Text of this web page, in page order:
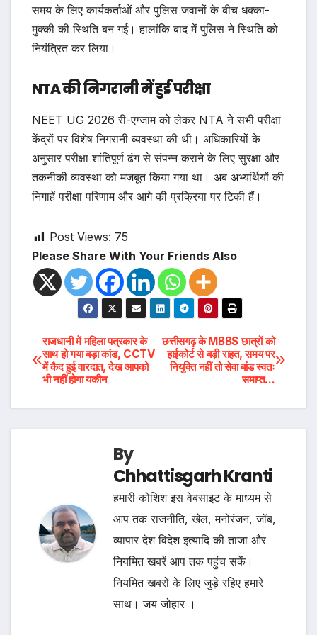
समय के लिए कार्यकर्ताओं और पुलिस जवानों के बीच धक्का-
मुक्की की स्थिति बन गई। हालांकि बाद में पुलिस ने स्थिति को
नियंत्रित कर लिया।
NTA की निगरानी में हुई परीक्षा
NEET UG 2026 री-एग्जाम को लेकर NTA ने सभी परीक्षा
केंद्रों पर विशेष निगरानी व्यवस्था की थी। अधिकारियों के
अनुसार परीक्षा शांतिपूर्ण ढंग से संपन्न कराने के लिए सुरक्षा और
तकनीकी व्यवस्था को मजबूत किया गया था। अब अभ्यर्थियों की
निगाहें परीक्षा परिणाम और आगे की प्रक्रिया पर टिकी हैं।
Post Views: 75
Please Share With Your Friends Also
Post
navigation
छत्तीसगढ़ के MBBS छात्रों को
हाईकोर्ट से बड़ी राहत, समय पर
नियुक्ति नहीं तो सेवा बांड स्वतः
समाप्त…
राजधानी में महिला पत्रकार के
साथ हो गया बड़ा कांड, CCTV
में कैद हुई वारदात, देख आपको
भी नहीं होगा यकीन
By
Chhattisgarh Kranti
हमारी कोशिश इस वेबसाइट के माध्यम से
आप तक राजनीति, खेल, मनोरंजन, जॉब,
व्यापार देश विदेश इत्यादि की ताजा और
नियमित खबरें आप तक पहुंच सकें।
नियमित खबरों के लिए जुड़े रहिए हमारे
साथ। जय जोहार ।